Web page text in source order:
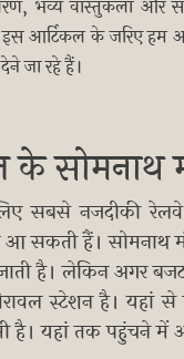
भव्य वास्तुकला और
आर्टिकल के जरिए हम
जा रहे हैं।
सोमनाथ
सबसे नजदीकी
आ सकती हैं।
है। लेकिन अगर
स्टेशन है। यहां से
है। यहां तक पहुंचने